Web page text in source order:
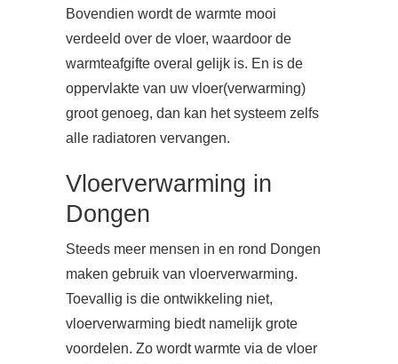
Bovendien wordt de warmte mooi
verdeeld over de vloer, waardoor de
warmteafgifte overal gelijk is. En is de
oppervlakte van uw vloer(verwarming)
groot genoeg, dan kan het systeem zelfs
alle radiatoren vervangen.
Vloerverwarming in
Dongen
Steeds meer mensen in en rond Dongen
maken gebruik van vloerverwarming.
Toevallig is die ontwikkeling niet,
vloerverwarming biedt namelijk grote
voordelen. Zo wordt warmte via de vloer